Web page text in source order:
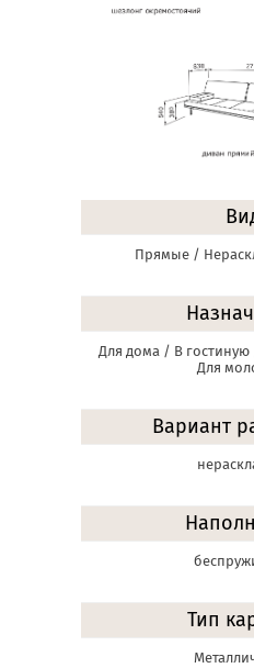
Прямые /
Для дома / В
Для
Вариант
Тип